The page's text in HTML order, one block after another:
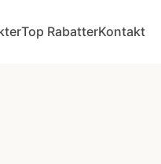
Top RabatterKontakt